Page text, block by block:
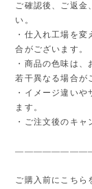
ご確認後、ご返金
い。
・仕入れ工場を
合がございます。
・商品の色味は
若干異なる場合が
・イメージ違い
ます。
・ご注文後のキャ
ご購入前にこちら